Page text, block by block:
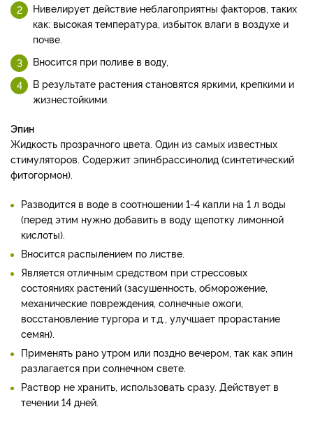
Нивелирует действие неблагоприятны факторов, таких
как: высокая температура, избыток влаги в воздухе и
почве.
Вносится при поливе в воду,
В результате растения становятся яркими, крепкими и
жизнестойкими.
Эпин
Жидкость прозрачного цвета. Один из самых известных
стимуляторов. Содержит эпинбрассинолид (синтетический
фитогормон).
Разводится в воде в соотношении 1-4 капли на 1 л воды
(перед этим нужно добавить в воду щепотку лимонной
кислоты).
Вносится распылением по листве.
Является отличным средством при стрессовых
состояниях растений (засушенность, обморожение,
механические повреждения, солнечные ожоги,
восстановление тургора и т.д., улучшает прорастание
семян).
Применять рано утром или поздно вечером, так как эпин
разлагается при солнечном свете.
Раствор не хранить, использовать сразу. Действует в
течении 14 дней.